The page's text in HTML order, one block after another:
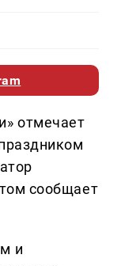
отмечает
сообщает
и